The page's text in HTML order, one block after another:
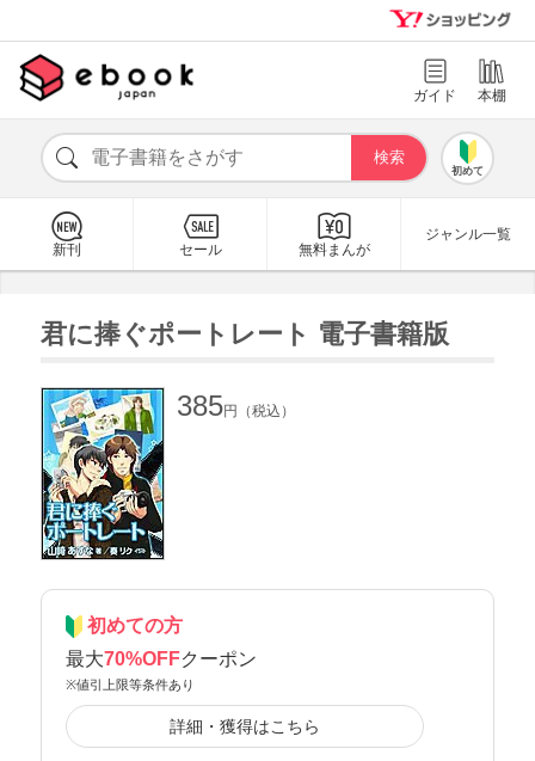
ガイド 本棚
初めて
新刊 セール 無料まんが
ジャンル一覧
君に捧ぐポートレート 電子書籍版
385円（税込）
初めての方
最大70%OFFクーポン
※値引上限等条件あり
詳細・獲得はこちら